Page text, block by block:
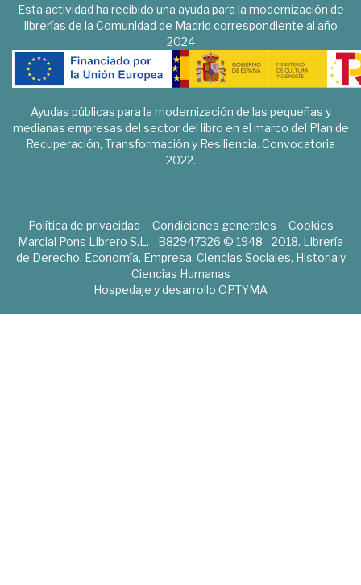
Esta actividad ha recibido una ayuda para la modernización de
librerías de la Comunidad de Madrid correspondiente al año
2024
Ayudas públicas para la modernización de las pequeñas y
medianas empresas del sector del libro en el marco del Plan de
Recuperación, Transformación y Resiliencia. Convocatoria
2022.
Política de privacidad Condiciones generales
Cookies
Marcial Pons Librero S.L. - B82947326 © 1948 - 2018. Librería
de Derecho, Economía, Empresa, Ciencias Sociales, Historia y
Ciencias Humanas
Hospedaje y desarrollo OPTYMA